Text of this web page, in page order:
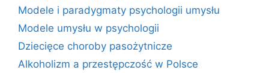
Modele i paradygmaty psychologii umysłu
Modele umysłu w psychologii
Dziecięce choroby pasożytnicze
Alkoholizm a przestępczość w Polsce